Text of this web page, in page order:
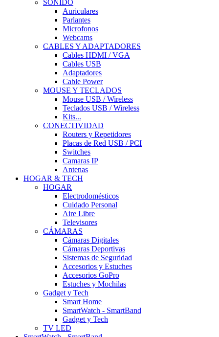
SONIDO
Auriculares
Parlantes
Microfonos
Webcams
CABLES Y ADAPTADORES
Cables HDMI / VGA
Cables USB
Adaptadores
Cable Power
MOUSE Y TECLADOS
Mouse USB / Wireless
Teclados USB / Wireless
Kits...
CONECTIVIDAD
Routers y Repetidores
Placas de Red USB / PCI
Switches
Camaras IP
Antenas
HOGAR & TECH
HOGAR
Electrodomésticos
Cuidado Personal
Aire Libre
Televisores
CÁMARAS
Cámaras Digitales
Cámaras Deportivas
Sistemas de Seguridad
Accesorios y Estuches
Accesorios GoPro
Estuches y Mochilas
Gadget y Tech
Smart Home
SmartWatch - SmartBand
Gadget y Tech
TV LED